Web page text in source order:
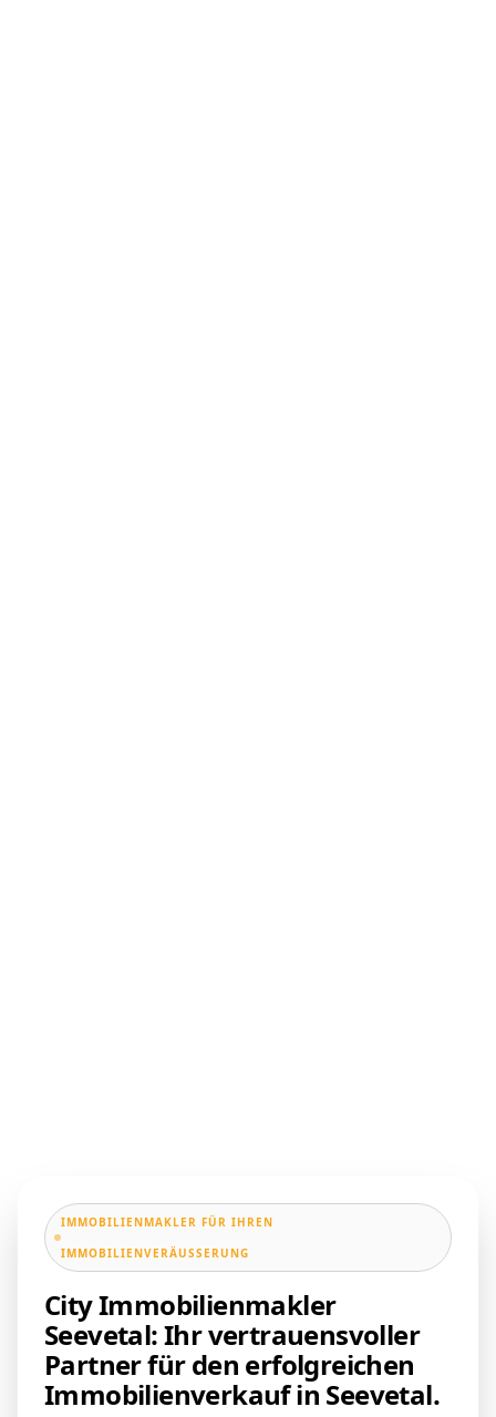
IMMOBILIENMAKLER FÜR IHREN
IMMOBILIENVERÄUSSERUNG
City Immobilienmakler
Seevetal: Ihr vertrauensvoller
Partner für den erfolgreichen
Immobilienverkauf in Seevetal.